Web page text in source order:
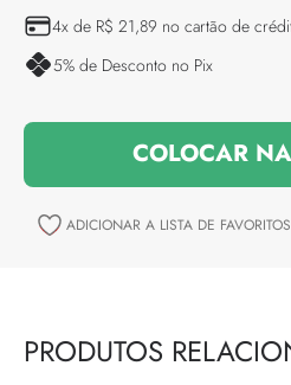
4x de R$ 21,89 no cartão de
5% de Desconto no Pix
PRODUTOS